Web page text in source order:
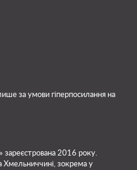
за умови гіперпосилання на
зареєстрована 2016 року.
Хмельниччині, зокрема у